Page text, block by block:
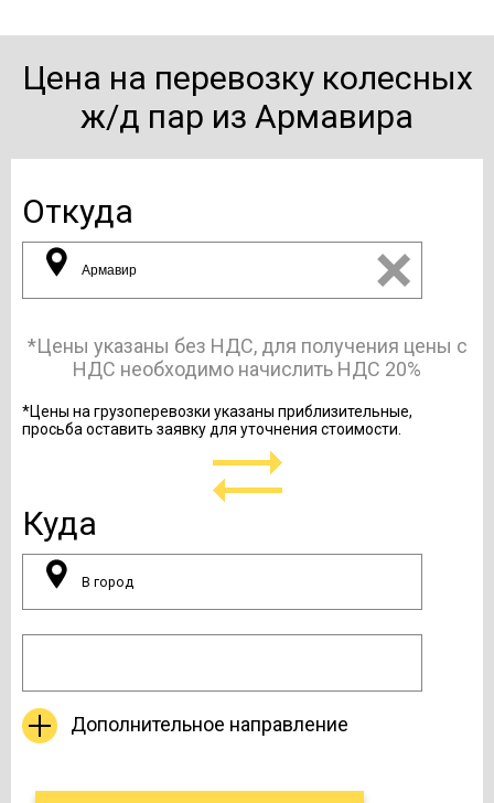
Цена на перевозку колесных
ж/д пар из Армавира
Откуда
*Цены указаны без НДС, для получения цены с
НДС необходимо начислить НДС 20%
*Цены на грузоперевозки указаны приблизительные,
просьба оставить заявку для уточнения стоимости.
Куда
Дополнительное направление